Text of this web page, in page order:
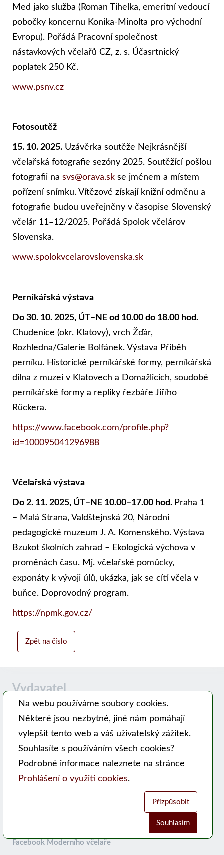
Med jako služba (Roman Tihelka, emeritní vedoucí
pobočky koncernu Konika-Minolta pro východní
Evropu). Pořádá Pracovní společnost
nástavkových včelařů CZ, z. s. Účasrtnický
poplatek 250 Kč.
www.psnv.cz
Fotosoutěž
15. 10. 2025. Uzávěrka soutěže Nejkrásnější
včelařská fotografie sezóny 2025. Soutěžící pošlou
fotografii na svs@orava.sk se jménem a místem
pořízení snímku. Vítězové získají knižní odměnu a
fotografie budou uveřejněny v časopise Slovenský
včelár 11‒12/2025. Pořádá Spolok včelárov
Slovenska.
www.spolokvcelarovslovenska.sk
Perníkářská výstava
Do 30. 10. 2025, ÚT– NE od 10.00 do 18.00 hod.
Chudenice (okr. Klatovy), vrch Žďár,
Rozhledna/Galerie Bolfánek. Výstava Příběh
perníku. Historické perníkářské formy, perníkářská
dílna z muzeí v Klatovech a Domažlicích, soudobé
perníkářské formy a repliky řezbáře Jiřího
Rückera.
https://www.facebook.com/profile.php?
id=100095041296988
Včelařská výstava
Do 2. 11. 2025, ÚT–NE 10.00–17.00 hod. Praha 1
– Malá Strana, Valdštejnská 20, Národní
pedagogické muzeum J. A. Komenského. Výstava
Bzukot školních zahrad – Ekologická výchova v
proměnách času. Mj. včelařské pomůcky,
exponáty k vývoji úlů, ukázka, jak se cítí včela v
buňce. Doprovodný program.
https://npmk.gov.cz/
Zpět na číslo
Vydavatel
Časopis MODERNÍ VČELAŘ vydává PSNV-CZ:
Pracovní společnost nástavkových včelařů CZ, z. s.
Hlavní 99, 753 56 Opatovice
Kontakty
Facebook Moderního včelaře
Na webu používáme soubory cookies.
Některé jsou nezbytné, jiné nám pomáhají
vylepšit tento web a váš uživatelský zážitek.
Souhlasíte s používáním všech cookies?
Podrobné informace naleznete na stránce
Prohlášení o využití cookies.
Přizpůsobit
Souhlasím
Funkční cookies (vždy aktivní)
Analytické cookies